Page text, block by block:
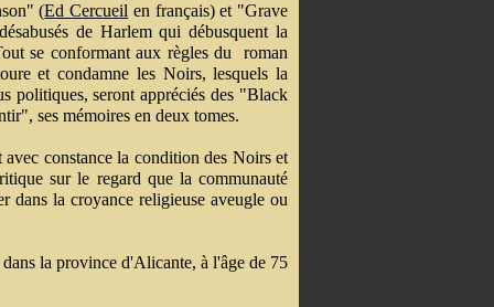
(Ed Cercueil en français) et "Grave
de Harlem qui débusquent la
se conformant aux règles du roman
et condamne les Noirs, lesquels la
politiques, seront appréciés des "Black
ses mémoires en deux tomes.
constance la condition des Noirs et
sur le regard que la communauté
dans la croyance religieuse aveugle ou
la province d'Alicante, à l'âge de 75